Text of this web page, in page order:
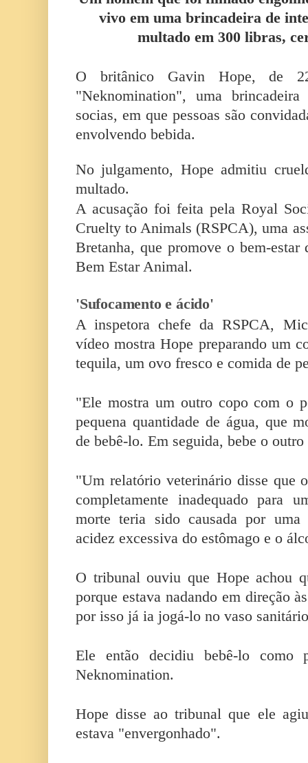
vivo em uma brincadeira de
multado em 300 libras,
O britânico Gavin Hope, de
"Neknomination", uma brincadeira
socias, em que pessoas são
envolvendo bebida.
No julgamento, Hope admitiu
multado.
A acusação foi feita pela Royal
Cruelty to Animals (RSPCA), uma
Bretanha, que promove o bem-
Bem Estar Animal.
'Sufocamento e ácido'
A inspetora chefe da RSPCA,
vídeo mostra Hope preparando um
tequila, um ovo fresco e comida de
"Ele mostra um outro copo com o
pequena quantidade de água, que
de bebê-lo. Em seguida, bebe o
"Um relatório veterinário disse que
completamente inadequado para
morte teria sido causada por uma
acidez excessiva do estômago e o
O tribunal ouviu que Hope achou
porque estava nadando em direção
por isso já ia jogá-lo no vaso
Ele então decidiu bebê-lo como
Neknomination.
Hope disse ao tribunal que ele
estava "envergonhado".